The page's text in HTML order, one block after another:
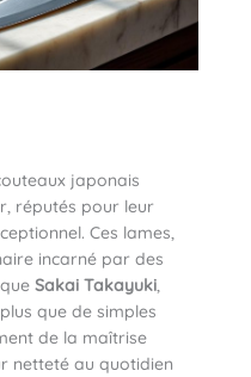
japonais
réputés pour leur
Ces lames,
incarné par des
Sakai Takayuki,
que de simples
de la maîtrise
netteté au quotidien